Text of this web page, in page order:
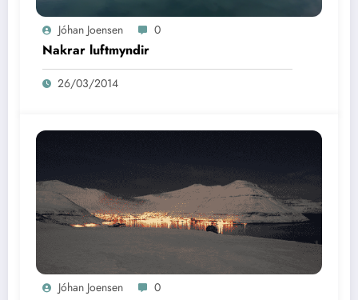
Jóhan Joensen 0
Nakrar luftmyndir
26/03/2014
Jóhan Joensen 0